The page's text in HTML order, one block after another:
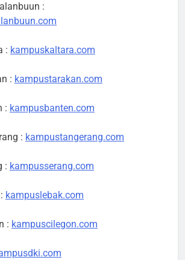
:
: kampuskaltara.com
: kampustarakan.com
: kampusbanten.com
: kampustangerang.com
: kampusserang.com
kampuslebak.com
: kampuscilegon.com